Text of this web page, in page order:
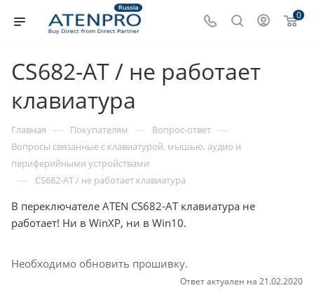
0
CS682-AT / не работает
клавиатура
Главная — Покупателям — Вопрос-ответ —
Вопросы связанные с клавиатурой, мышью, аудио и
периферийными устройствами
— CS682-AT / не работает клавиатура
В переключателе ATEN CS682-AT клавиатура не
работает! Ни в WinXP, ни в Win10.
Необходимо обновить прошивку.
Ответ актуален на 21.02.2020